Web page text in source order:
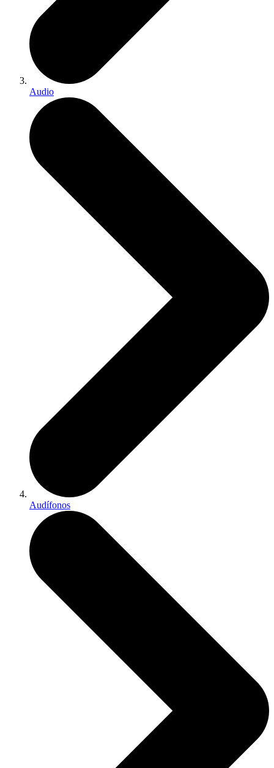
Audio
Audífonos